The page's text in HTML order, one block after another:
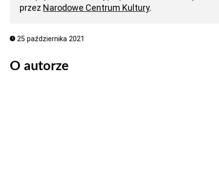
przez Narodowe Centrum Kultury.
25 października 2021
O autorze